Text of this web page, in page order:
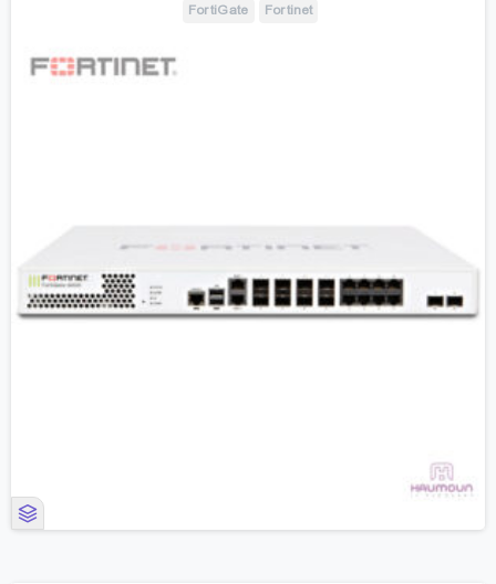
Fortinet
FortiGate